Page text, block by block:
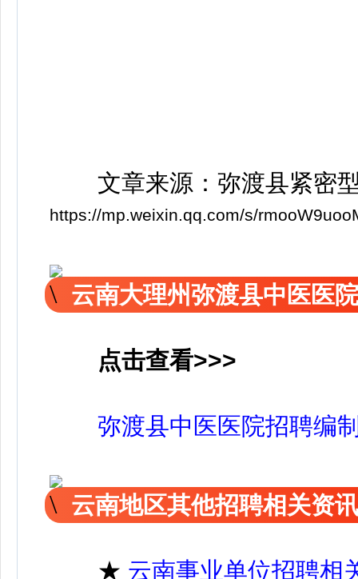
文章来源：弥渡县紧密
https://mp.weixin.qq.com/s/
云南大理州弥渡县中医医
点击查看>>>
弥渡县中医医院招聘编
云南地区其他招聘相关资
★ 云南事业单位招聘相